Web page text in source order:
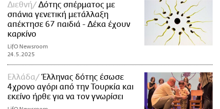
Διεθνή
Δότης σπέρματος με
σπάνια γενετική μετάλλαξη
απέκτησε 67 παιδιά - Δέκα έχουν
καρκίνο
LifO Newsroom
24.5.2025
Ελλάδα
Έλληνας δότης έσωσε
4χρονο αγόρι από την Τουρκία και
εκείνο ήρθε για να τον γνωρίσει